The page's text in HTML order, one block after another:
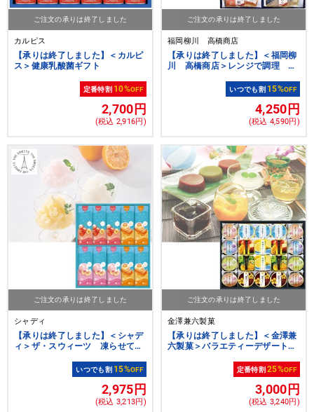
ご注文の承りは終了しました
カルピス
【承りは終了しました】＜カルピ
ス＞健康乳酸菌ギフト
定番特割 10%OFF
2,700円
(税込 2,916円)
ご注文の承りは終了しました
福岡柳川 高橋商店
【承りは終了しました】＜福岡柳
川 高橋商店＞レンジで調理 西
いつでも割 15%OFF
4,250円
(税込 4,590円)
ご注文の承りは終了しました
シャディ
【承りは終了しました】＜シャデ
ィ＞ザ・スウィーツ 凍らせて食
いつでも割 15%OFF
2,975円
(税込 3,213円)
ご注文の承りは終了しました
金澤兼六製菓
【承りは終了しました】＜金澤兼
六製菓＞バラエティーデザートギ
定番特割25%OFF
3,000円
(税込 3,240円)